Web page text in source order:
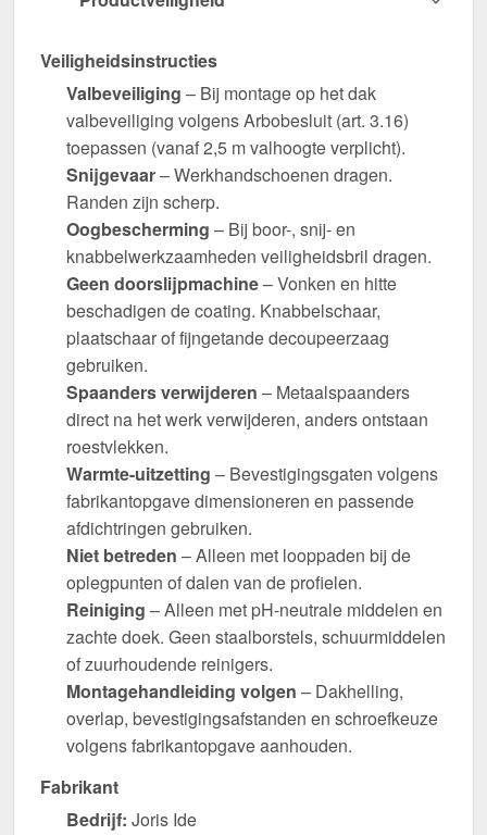
Veiligheidsinstructies
Valbeveiliging – Bij montage op het dak
valbeveiliging volgens Arbobesluit (art. 3.16)
toepassen (vanaf 2,5 m valhoogte verplicht).
Snijgevaar– Werkhandschoenen dragen.
Randen zijn scherp.
Oogbescherming – Bij boor-, snij- en
knabbelwerkzaamheden veiligheidsbril dragen.
Geen doorslijpmachine– Vonken en hitte
beschadigen de coating. Knabbelschaar,
plaatschaar of fijngetande decoupeerzaag
gebruiken.
Spaanders verwijderen – Metaalspaanders
direct na het werk verwijderen, anders ontstaan
roestvlekken.
Warmte-uitzetting – Bevestigingsgaten volgens
fabrikantopgave dimensioneren en passende
afdichtringen gebruiken.
Niet betreden – Alleen met looppaden bij de
oplegpunten of dalen van de profielen.
Reiniging – Alleen met pH-neutrale middelen en
zachte doek. Geen staalborstels, schuurmiddelen
of zuurhoudende reinigers.
Montagehandleiding volgen – Dakhelling,
overlap, bevestigingsafstanden en schroefkeuze
volgens fabrikantopgave aanhouden.
Fabrikant
Bedrijf: Joris Ide